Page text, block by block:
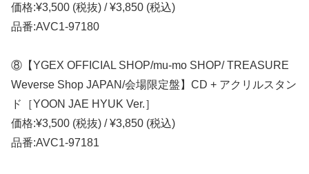
価格:¥3,500 (税抜) / ¥3,850 (税込)
品番:AVC1-97180
⑧【YGEX OFFICIAL SHOP/mu-mo SHOP/ TREASURE
Weverse Shop JAPAN/会場限定盤】CD + アクリルスタン
ド［YOON JAE HYUK Ver.］
価格:¥3,500 (税抜) / ¥3,850 (税込)
品番:AVC1-97181